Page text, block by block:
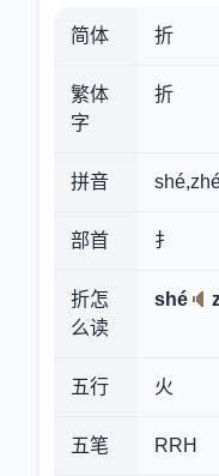
简体 折
繁体
字
折
拼音
部首 扌
折怎
么读
shé
五行 火
五笔 RRH